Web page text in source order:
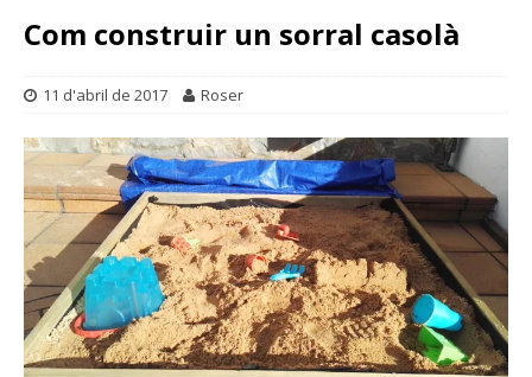
Com construir un sorral casolà
11 d'abril de 2017 Roser